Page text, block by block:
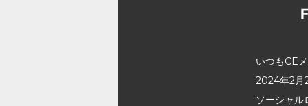
いつもCE
2024年2月
ソーシャ